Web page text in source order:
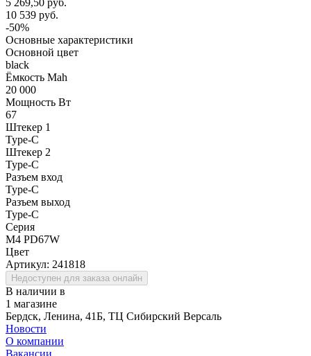
10 539 руб.
-50%
Основные характеристики
Основной цвет
black
Ёмкость Mah
20 000
Мощность Вт
67
Штекер 1
Type-C
Штекер 2
Type-C
Разъем вход
Type-C
Разъем выход
Type-C
Серия
M4 PD67W
Цвет
Артикул: 241818
Недоступен для заказа онлайн
В наличии в
1 магазине
Бердск, Ленина, 41Б, ТЦ Сибирский Версаль
Новости
О компании
Вакансии